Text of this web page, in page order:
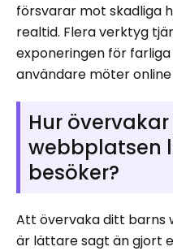
försvarar mot skadliga
realtid. Flera verktyg
exponeringen för
användare möter online
Hur
webbplatsen
besöker?
Att övervaka ditt barns
är lättare sagt än gjort